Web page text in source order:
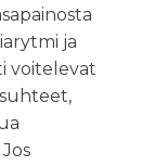
ja
voitelevat